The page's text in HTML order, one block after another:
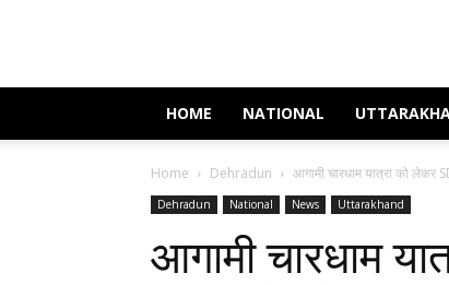
HOME NATIONAL
Home Dehradun आगामी चारधाम यात्रा को लेकर
Dehradun National News Uttarakhand
आगामी चारधाम